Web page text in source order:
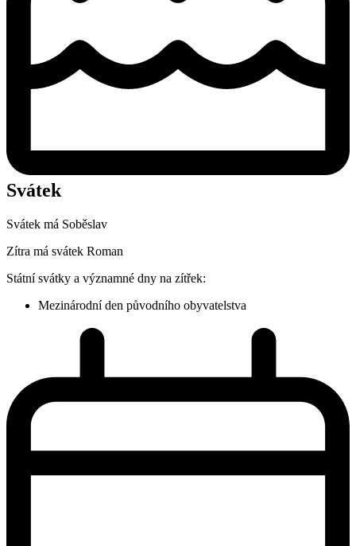
Svátek
Svátek má Soběslav
Zítra má svátek Roman
Státní svátky a významné dny na zítřek:
Mezinárodní den původního obyvatelstva